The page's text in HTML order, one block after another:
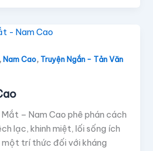
,Nam Cao, Truyện Ngắn - Tản Văn
– Nam Cao phê phán cách
lạc, khinh miệt, lối sống ích
một trí thức đối với kháng